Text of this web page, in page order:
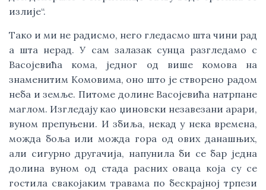
излије“.
Тако и ми не радисмо, него гледасмо шта чини рад
а шта нерад. У сам залазак сунца разгледамо с
Васојевића кома, једног од више комова на
знаменитим Комовима, оно што је створено радом
неба и земље. Питоме долине Васојевића натрпане
маглом. Изгледају као џиновски незавезани арари,
вуном препуњени. И збиља, некад у нека времена,
можда боља или можда гора од ових данашњих,
али сигурно другачија, напунила би се бар једна
долина вуном од стада расних оваца која су се
гостила свакојаким травама по бескрајној трпези